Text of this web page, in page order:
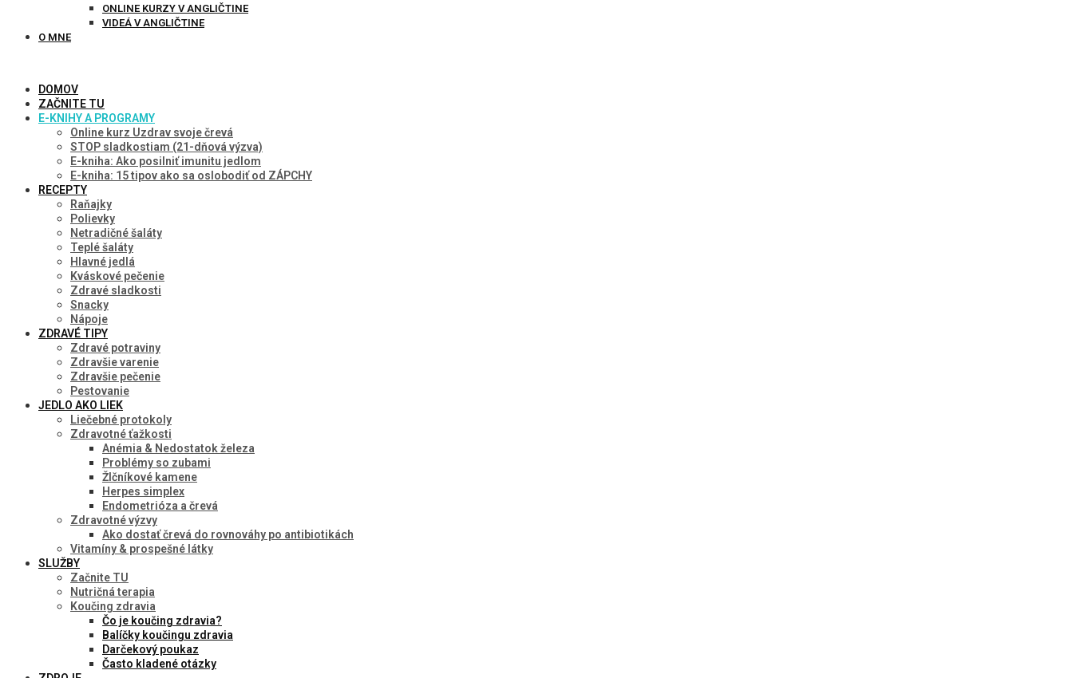
ONLINE KURZY V ANGLIČTINE
VIDEÁ V ANGLIČTINE
O MNE
DOMOV
ZAČNITE TU
E-KNIHY A PROGRAMY
Online kurz Uzdrav svoje črevá
STOP sladkostiam (21-dňová výzva)
E-kniha: Ako posilniť imunitu jedlom
E-kniha: 15 tipov ako sa oslobodiť od ZÁPCHY
RECEPTY
Raňajky
Polievky
Netradičné šaláty
Teplé šaláty
Hlavné jedlá
Kváskové pečenie
Zdravé sladkosti
Snacky
Nápoje
ZDRAVÉ TIPY
Zdravé potraviny
Zdravšie varenie
Zdravšie pečenie
Pestovanie
JEDLO AKO LIEK
Liečebné protokoly
Zdravotné ťažkosti
Anémia & Nedostatok železa
Problémy so zubami
Žlčníkové kamene
Herpes simplex
Endometrióza a črevá
Zdravotné výzvy
Ako dostať črevá do rovnováhy po antibiotikách
Vitamíny & prospešné látky
SLUŽBY
Začnite TU
Nutričná terapia
Koučing zdravia
Čo je koučing zdravia?
Balíčky koučingu zdravia
Darčekový poukaz
Často kladené otázky